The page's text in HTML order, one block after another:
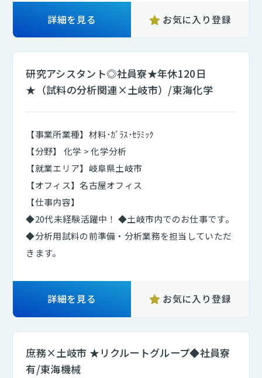
詳細を見る お気に入り登録
研究アシスタント◎社員寮★年休120日
★（試料の分析関連×土岐市）/東海化学
【事業所業種】材料･ｶﾞﾗｽ･ｾﾗﾐｯｸ
【分野】 化学 > 化学分析
【就業エリア】岐阜県土岐市
【オフィス】名古屋オフィス
【仕事内容】
◆20代未経験活躍中！ ◆土岐市内でのお仕事です。
◆分析用試料の前準備・分析業務を担当していただ
きます。
詳細を見る お気に入り登録
庶務×土岐市 ★リクルートグループ◆社員寮
有/東海機械